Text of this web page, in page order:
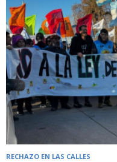
RECHAZO EN LAS CALLES